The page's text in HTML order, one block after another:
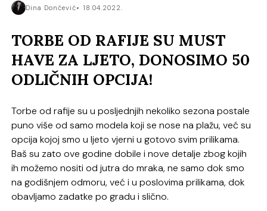
Dina Dončević 18.04.2022.
TORBE OD RAFIJE SU MUST
HAVE ZA LJETO, DONOSIMO 50
ODLIČNIH OPCIJA!
Torbe od rafije su u posljednjih nekoliko sezona postale
puno više od samo modela koji se nose na plažu, već su
opcija kojoj smo u ljeto vjerni u gotovo svim prilikama.
Baš su zato ove godine dobile i nove detalje zbog kojih
ih možemo nositi od jutra do mraka, ne samo dok smo
na godišnjem odmoru, već i u poslovima prilikama, dok
obavljamo zadatke po gradu i slično.